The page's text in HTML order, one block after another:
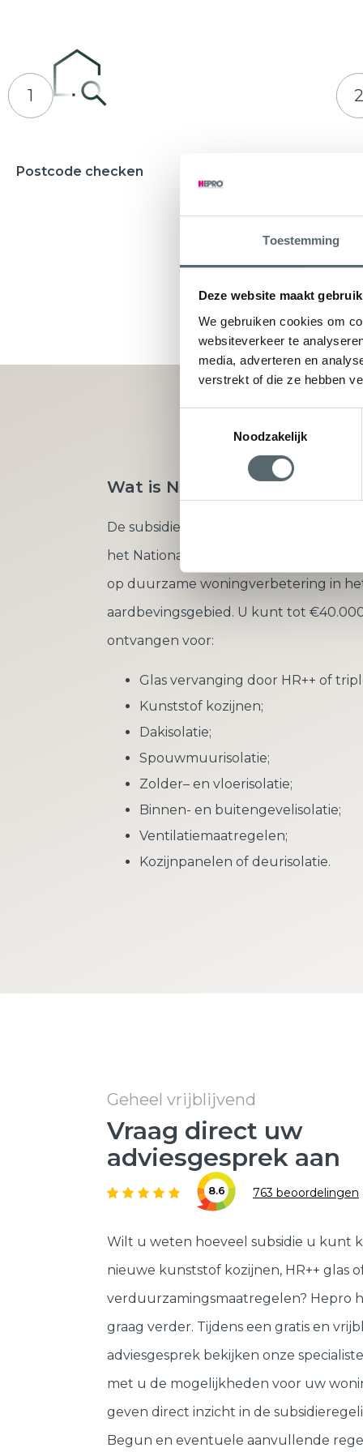
Toestemming
Deze website maakt
We gebruiken cookies om
websiteverkeer te
media, adverteren en
verstrekt of die ze hebben
Noodzakelijk
1
Postcode checken
2
Waarbij u
ontvangt
Wat is Nij Begun?
De subsidieregeling ‘Nij Begun’ is
het Nationaal Programma Groningen
op duurzame woningverbetering in
aardbevingsgebied. U kunt tot
ontvangen voor:
Glas vervanging door HR++ of
Kunststof kozijnen;
Dakisolatie;
Spouwmuurisolatie;
Zolder– en vloerisolatie;
Binnen- en buitengevelisolatie;
Ventilatiemaatregelen;
Kozijnpanelen of deurisolatie.
Geheel vrijblijvend
Vraag direct uw
adviesgesprek aan
8.6 763 beoordelingen
Wilt u weten hoeveel subsidie u kunt
nieuwe kunststof kozijnen, HR++ glas
verduurzamingsmaatregelen? Hepro
graag verder. Tijdens een gratis en
adviesgesprek bekijken onze
met u de mogelijkheden voor uw
geven direct inzicht in de
Begun en eventuele aanvullende